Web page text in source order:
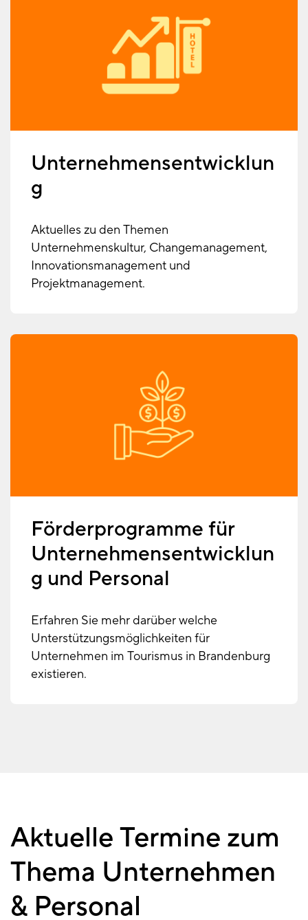
Unternehmensentwicklun
g
Aktuelles zu den Themen
Unternehmenskultur, Changemanagement,
Innovationsmanagement und
Projektmanagement.
Förderprogramme für
Unternehmensentwicklun
g und Personal
Erfahren Sie mehr darüber welche
Unterstützungsmöglichkeiten für
Unternehmen im Tourismus in Brandenburg
existieren.
Aktuelle Termine zum
Thema Unternehmen
& Personal